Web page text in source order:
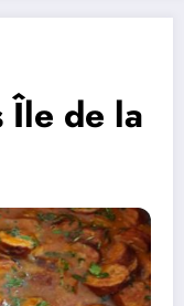
Île de la